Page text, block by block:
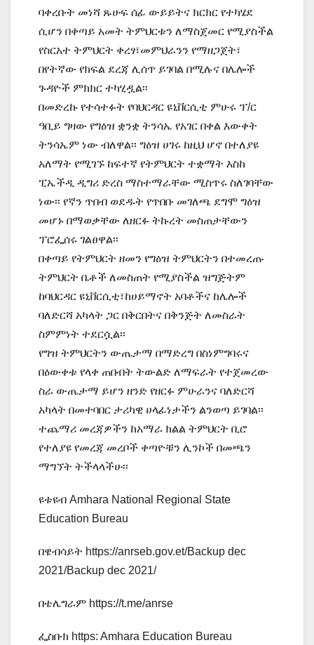
ባቀረቡት መነሻ ጹሁፍ ሰፊ ውይይትና ክርክር የተካሄደ
ሲሆን በቀጣይ አመት ትምህርቱን ለማስጀመር የሚያስችል
የስርአተ ትምህርት ቀረፃ፣መምህራንን የማዘጋጀት፣
በየትኛው የክፍል ደረጃ ሊሰጥ ይገባል በሚሉና በሌሎች
ጉዳዮች ምክክር ተካሂዷል፡፡
በመድረኩ የተሳተፉት የባህርዳር ዩኒቨርሲቲ ምሁሩ ፕ/ር
ዓቢይ ግዛው የግዕዝ ቋንቋ ትንሳኤ የአገር በቀል እውቀት
ትንሳኤም ነው ብለዋል፡፡ ግዕዝ ሀገሩ ከዚህ ሆኖ በተለያዩ
አለማት የሚገኙ ከፍተኛ የትምህርት ተቋማት እስከ
ፒኤችዲ ዲግሪ ድረስ ማስተማራቸው ሚስጥሩ ስለገባቸው
ነው፡፡ የኛን ጥበብ ወደዱት የጥበቡ መገለጫ ደግሞ ግዕዝ
መሆኑ በማወቃቸው ለዘርፉ ትኩረት መስጠታቸውን
ፕሮፌሰሩ ገልፀዋል፡፡
በቀጣይ የትምህርት ዘመን የግዕዝ ትምህርትን በተመረጡ
ትምህርት ቤቶች ለመስጠት የሚያስችል ዝግጅትም
ከባህርዳር ዩኒቨርሲቲ፣ከሀይማኖት አባቶችና ከሌሎች
ባለድርሻ አካላት ጋር በቅርበትና በቅንጅት ለመስራት
ስምምነት ተደርሷል፡፡
የግዝ ትምህርትን ውጤታማ በማድረግ በስነምግባሩና
በዕውቀቱ የላቀ ጠበብት ትውልድ ለማፍራት የተጀመረው
ስራ ውጤታማ ይሆን ዘንድ የዘርፉ ምሁራንና ባለድርሻ
አካላት በመተባበር ታሪካዊ ሀላፊነታችን ልንወጣ ይገባል፡፡
ተጨማሪ መረጃዎችን ከአማራ ክልል ትምህርት ቢሮ
የተለያዩ የመረጃ መረቦች ቀጣዮቹን ሊንኮች በመጫን
ማግኘት ትችላላችሁ፡፡
ዩቱዩብ Amhara National Regional State
Education Bureau
በዌብሳይት https://anrseb.gov.et/Backup dec
2021/Backup dec 2021/
በቴሌግራም https://t.me/anrse
ፌስቡክ https: Amhara Education Bureau